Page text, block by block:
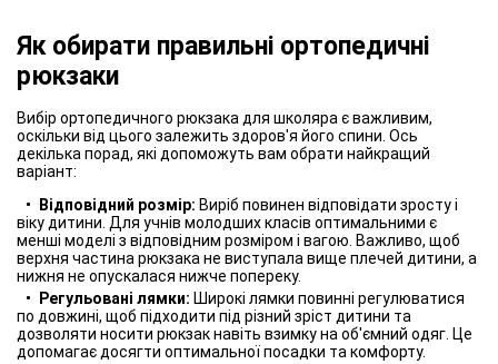
Як обирати правильні ортопедичні
рюкзаки
Вибір ортопедичного рюкзака для школяра є важливим,
оскільки від цього залежить здоров'я його спини. Ось
декілька порад, які допоможуть вам обрати найкращий
варіант:
Відповідний розмір: Виріб повинен відповідати зросту і
віку дитини. Для учнів молодших класів оптимальними є
менші моделі з відповідним розміром і вагою. Важливо, щоб
верхня частина рюкзака не виступала вище плечей дитини, а
нижня не опускалася нижче попереку.
Регульовані лямки: Широкі лямки повинні регулюватися
по довжині, щоб підходити під різний зріст дитини та
дозволяти носити рюкзак навіть взимку на об'ємний одяг. Це
допомагає досягти оптимальної посадки та комфорту.